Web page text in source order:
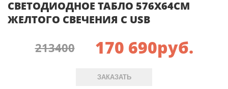
СВЕТОДИОДНОЕ ТАБЛО 576X64СМ
ЖЕЛТОГО СВЕЧЕНИЯ C USB
213400 170 690руб.
ЗАКАЗАТЬ